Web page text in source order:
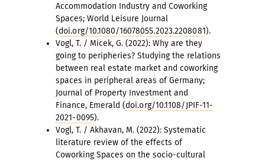
Accommodation Industry and Coworking
Spaces; World Leisure Journal
(doi.org/10.1080/16078055.2023.2208081).
Vogl, T. / Micek, G. (2022): Why are they
going to peripheries? Studying the relations
between real estate market and coworking
spaces in peripheral areas of Germany;
Journal of Property Investment and
Finance, Emerald (doi.org/10.1108/JPIF-11-
2021-0095).
Vogl, T. / Akhavan, M. (2022): Systematic
literature review of the effects of
Coworking Spaces on the socio-cultural